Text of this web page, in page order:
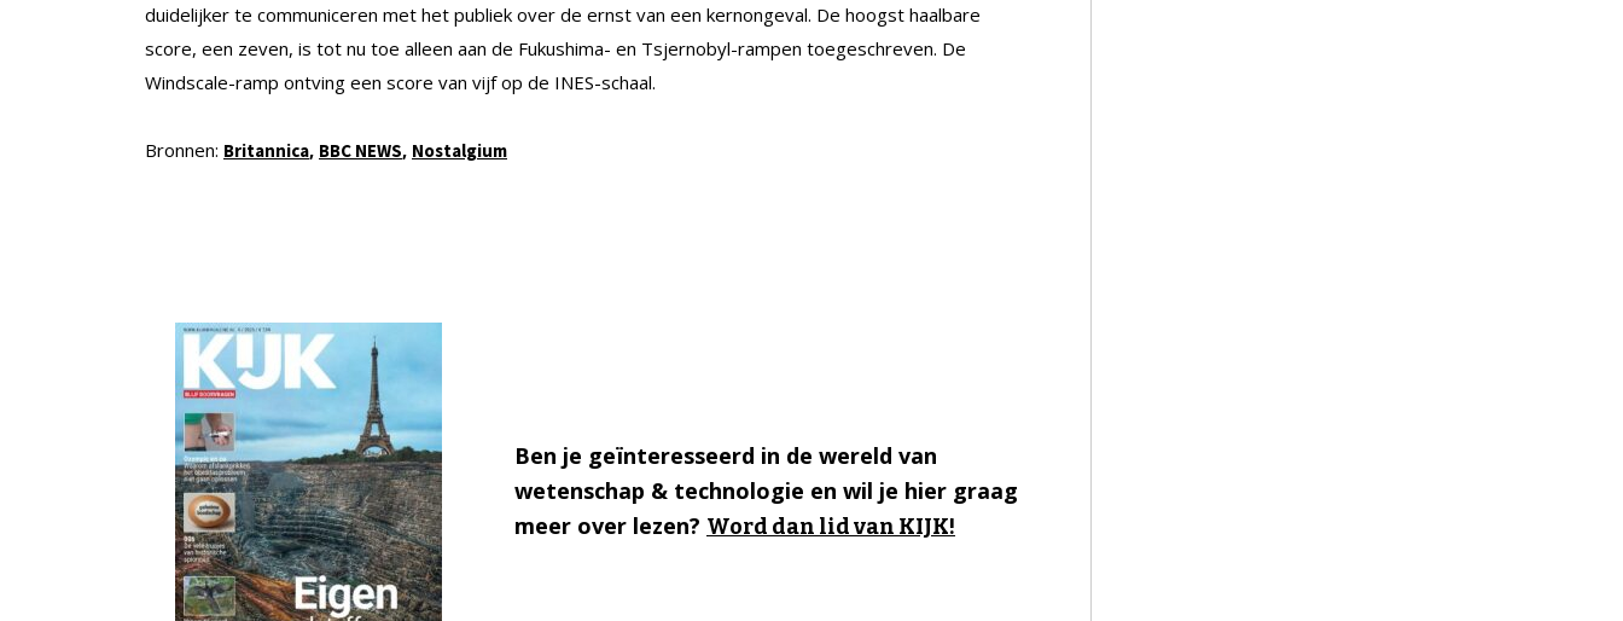
duidelijker te communiceren met het publiek over de ernst van een kernongeval. De hoogst haalbare
score, een zeven, is tot nu toe alleen aan de Fukushima- en Tsjernobyl-rampen toegeschreven. De
Windscale-ramp ontving een score van vijf op de INES-schaal.
Bronnen: Britannica, BBC NEWS, Nostalgium
Ben je geïnteresseerd in de wereld van
wetenschap & technologie en wil je hier graag
meer over lezen? Word dan lid van KIJK!